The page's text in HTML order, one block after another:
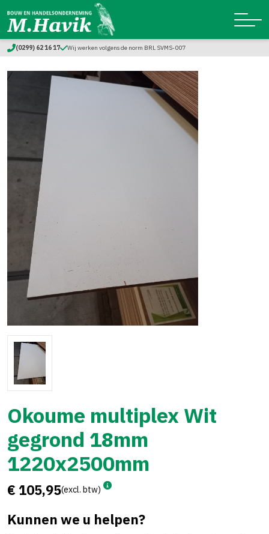
(0299) 62 16 17 Wij werken volgens de norm BRL SVMS-007
Okoume multiplex Wit
gegrond 18mm
1220x2500mm
€ 105,95(excl. btw)
Kunnen we u helpen?